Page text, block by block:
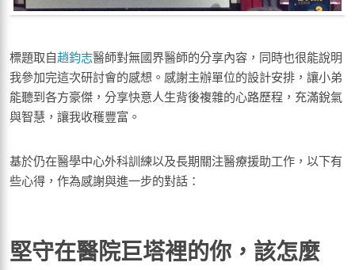
標題取自趙鈞志醫師對無國界醫師的分享內容，同時也很能說明
我參加完這次研討會的感想。感謝主辦單位的設計安排，讓小弟
能聽到各方豪傑，分享快意人生背後複雜的心路歷程，充滿銳氣
與智慧，讓我收穫豐富。
基於仍在醫學中心外科訓練以及長期關注醫療援助工作，以下有
些心得，作為感謝與進一步的對話：
堅守在醫院巨塔裡的你，該怎麼